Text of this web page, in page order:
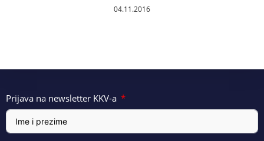
04.11.2016
Prijava na newsletter KKV-a